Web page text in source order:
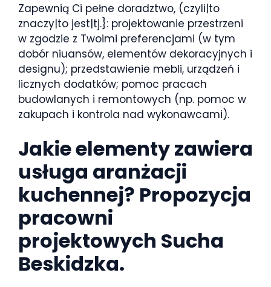
Zapewnią Ci pełne doradztwo, (czyli|to
znaczy|to jest|tj.}: projektowanie przestrzeni
w zgodzie z Twoimi preferencjami (w tym
dobór niuansów, elementów dekoracyjnych i
designu); przedstawienie mebli, urządzeń i
licznych dodatków; pomoc pracach
budowlanych i remontowych (np. pomoc w
zakupach i kontrola nad wykonawcami).
Jakie elementy zawiera
usługa aranżacji
kuchennej? Propozycja
pracowni
projektowych Sucha
Beskidzka.